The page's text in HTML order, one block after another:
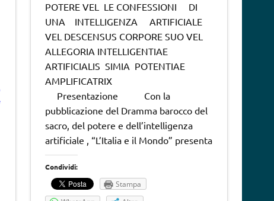
POTERE VEL LE CONFESSIONI DI
UNA INTELLIGENZA ARTIFICIALE
VEL DESCENSUS CORPORE SUO VEL
ALLEGORIA INTELLIGENTIAE
ARTIFICIALIS SIMIA POTENTIAE
AMPLIFICATRIX
Presentazione Con la
pubblicazione del Dramma barocco del
sacro, del potere e dell’intelligenza
artificiale , “L’Italia e il Mondo” presenta
Condividi:
Stampa